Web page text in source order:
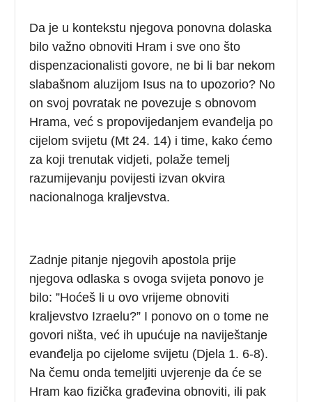
Da je u kontekstu njegova ponovna dolaska
bilo važno obnoviti Hram i sve ono što
dispenzacionalisti govore, ne bi li bar nekom
slabašnom aluzijom Isus na to upozorio? No
on svoj povratak ne povezuje s obnovom
Hrama, već s propovijedanjem evanđelja po
cijelom svijetu (Mt 24. 14) i time, kako ćemo
za koji trenutak vidjeti, polaže temelj
razumijevanju povijesti izvan okvira
nacionalnoga kraljevstva.
Zadnje pitanje njegovih apostola prije
njegova odlaska s ovoga svijeta ponovo je
bilo: ”Hoćeš li u ovo vrijeme obnoviti
kraljevstvo Izraelu?” I ponovo on o tome ne
govori ništa, već ih upućuje na naviještanje
evanđelja po cijelome svijetu (Djela 1. 6-8).
Na čemu onda temeljiti uvjerenje da će se
Hram kao fizička građevina obnoviti, ili pak